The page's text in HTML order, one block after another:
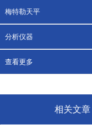
梅特勒天平
分析仪器
查看更多
相关文章